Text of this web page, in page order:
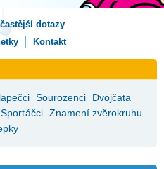
dotazy
Kontakt
Sourozenci
Dvojčata
Sporťáčci Znamení zvěrokruhu